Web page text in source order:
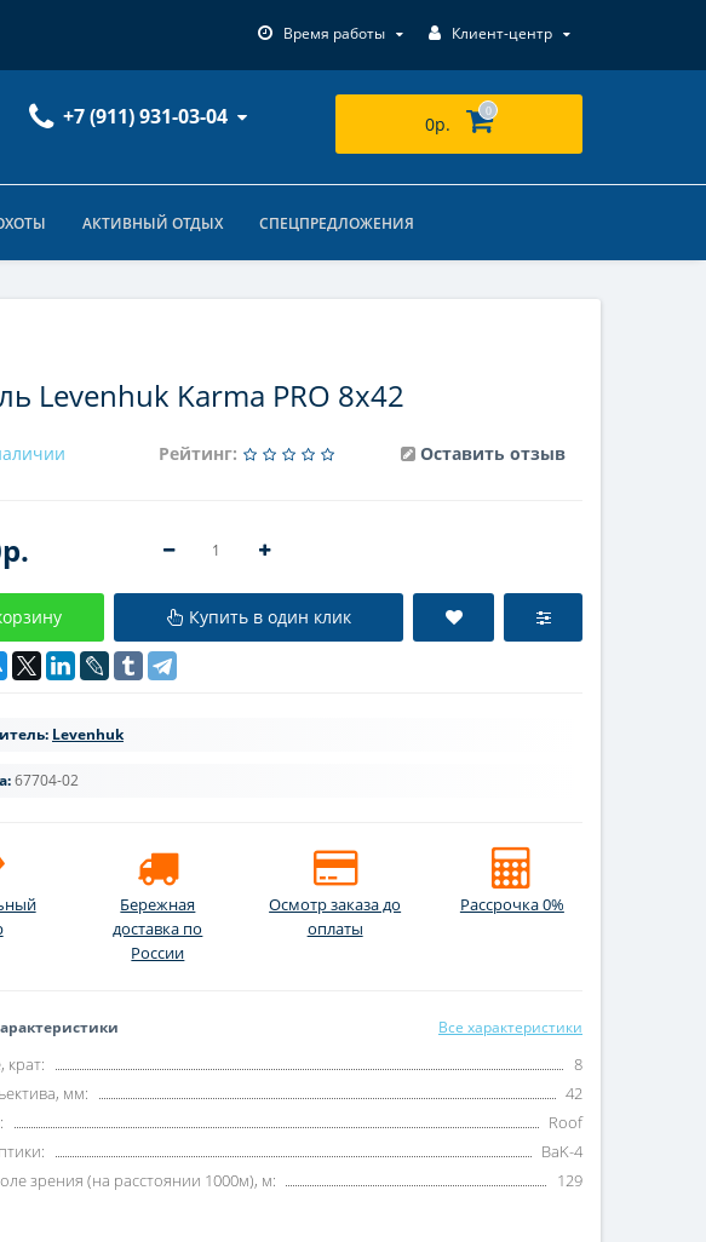
Время работы Клиент-центр
+7 (911) 931-03-04 0р.
0
АКТИВНЫЙ ОТДЫХ СПЕЦПРЕДЛОЖЕНИЯ
Levenhuk Karma PRO 8x42
Рейтинг: Оставить отзыв
Купить в один клик
Levenhuk
67704-02
Бережная
доставка по
России
Осмотр заказа до
оплаты
Рассрочка 0%
Все характеристики
крат:
8
мм:
42
Roof
BaK-4
зрения (на расстоянии 1000м), м:
129